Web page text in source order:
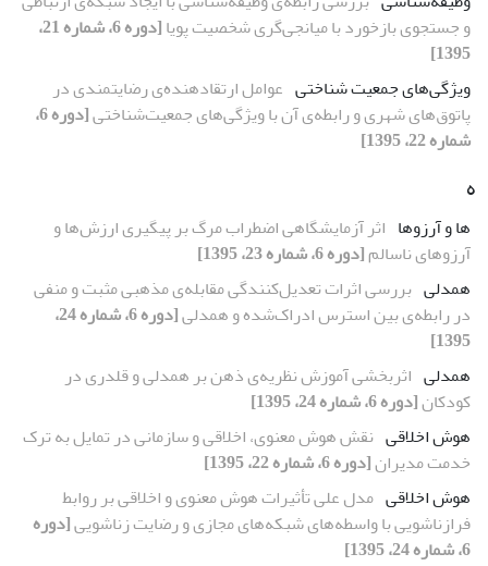
و جستجوی بازخورد با میانجی‌گری شخصیت پویا
[دوره 6، شماره 21،
1395]
ویژگی‌های جمعیت شناختی عوامل ارتقادهنده‌ی رضایتمندی در
پاتوق‌های شهری و رابطه‌ی آن با ویژگی‌های جمعیت‌شناختی
[دوره 6،
شماره 22، 1395]
ه
ها و آرزوها اثر آزمایشگاهی اضطراب مرگ بر پیگیری ارزش‌ها و
آرزوهای ناسالم[دوره 6، شماره 23، 1395]
همدلی بررسی اثرات تعدیل‌کنندگی مقابله‌ی مذهبی مثبت و منفی
در رابطه‌ی بین استرس ادراک‌شده و همدلی
[دوره 6، شماره 24،
1395]
همدلی اثربخشی آموزش نظریه‌ی ذهن بر همدلی و قلدری در
کودکان[دوره 6، شماره 24، 1395]
هوش اخلاقی نقش هوش معنوی، اخلاقی و سازمانی در تمایل به ترک
خدمت مدیران[دوره 6، شماره 22، 1395]
هوش اخلاقی مدل علی تأثیرات هوش معنوی و اخلاقی بر روابط
فرازناشویی با واسطه‌های شبکه‌های مجازی و رضایت زناشویی[دوره
6، شماره 24، 1395]